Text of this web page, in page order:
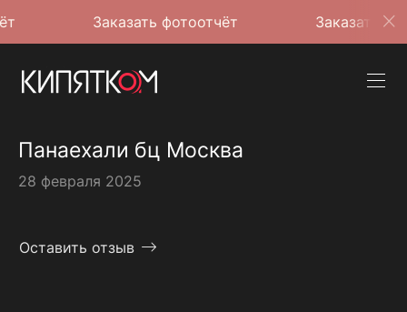
Заказать фотоотчёт Заказать фотоотчёт
Панаехали бц Москва
28 февраля 2025
Оставить отзыв